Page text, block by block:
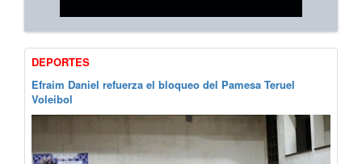
DEPORTES
Efraim Daniel refuerza el bloqueo del Pamesa Teruel
Voleibol